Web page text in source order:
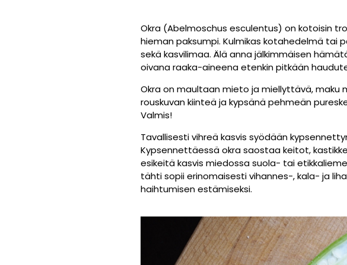
Okra (Abelmoschus esculentus) on kotoisin
hieman paksumpi. Kulmikas kotahedelmä tai
sekä kasvilimaa. Älä anna jälkimmäisen
oivana raaka-aineena etenkin pitkään
Okra on maultaan mieto ja miellyttävä, maku
rouskuvan kiinteä ja kypsänä pehmeän
Valmis!
Tavallisesti vihreä kasvis syödään
Kypsennettäessä okra saostaa keitot,
esikeitä kasvis miedossa suola- tai
tähti sopii erinomaisesti vihannes-, kala- ja
haihtumisen estämiseksi.